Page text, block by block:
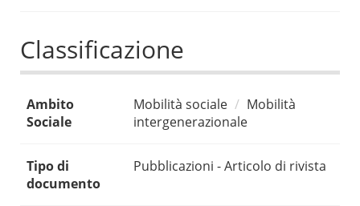
Classificazione
Ambito
Sociale
Mobilità sociale
Mobilità
intergenerazionale
Tipo di
documento
Pubblicazioni - Articolo di rivista